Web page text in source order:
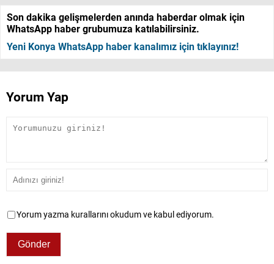
Son dakika gelişmelerden anında haberdar olmak için
WhatsApp haber grubumuza katılabilirsiniz.
Yeni Konya WhatsApp haber kanalımız için tıklayınız!
Yorum Yap
Yorum yazma kurallarını okudum ve kabul ediyorum.